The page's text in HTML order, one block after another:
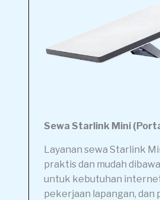
Sewa Starlink Mini
Layanan sewa Starlink
praktis dan mudah
untuk kebutuhan
pekerjaan lapangan, dan